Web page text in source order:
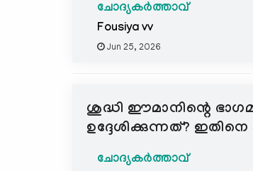
ചോദ്യകർത്താവ്
Fousiya vv
Jun 25, 2026
ശുദ്ധി ഈമാനിന്റെ
ഉദ്ദേശിക്കുന്നത്? ഇതിനെ
ചോദ്യകർത്താവ്